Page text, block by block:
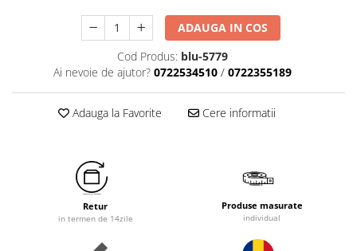
ADAUGA IN COS
Cod Produs: blu-5779
Ai nevoie de ajutor? 0722534510 / 0722355189
Adauga la Favorite Cere informatii
Retur
in termen de 14zile
Produse masurate
individual